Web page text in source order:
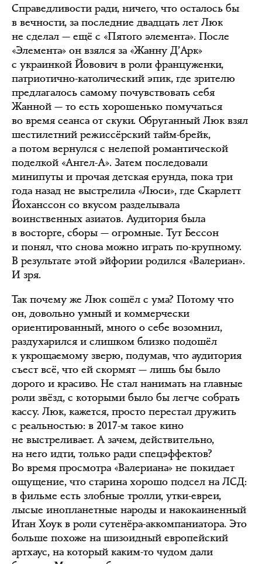
Справедливости ради, ничего, что осталось бы
в вечности, за последние двадцать лет Люк
не сделал — ещё с «Пятого элемента». После
«Элемента» он взялся за «Жанну Д’Арк»
с украинкой Йовович в роли француженки,
патриотично-католический эпик, где зрителю
предлагалось самому почувствовать себя
Жанной — то есть хорошенько помучаться
во время сеанса от скуки. Обруганный Люк взял
шестилетний режиссёрский тайм-брейк,
а потом вернулся с нелепой романтической
поделкой «Ангел-А». Затем последовали
минипуты и прочая детская ерунда, пока три
года назад не выстрелила «Люси», где Скарлетт
Йоханссон со вкусом разделывала
воинственных азиатов. Аудитория была
в восторге, сборы — огромные. Тут Бессон
и понял, что снова можно играть по-крупному.
В результате этой эйфории родился «Валериан».
И зря.
Так почему же Люк сошёл с ума? Потому что
он, довольно умный и коммерчески
ориентированный, много о себе возомнил,
раздухарился и слишком близко подошёл
к укрощаемому зверю, подумав, что аудитория
съест всё, что ей скормят — лишь бы было
дорого и красиво. Не стал нанимать на главные
роли звёзд, с которыми было бы легче собрать
кассу. Люк, кажется, просто перестал дружить
с реальностью: в 2017-м такое кино
не выстреливает. А зачем, действительно,
на него идти, только ради спецэффектов?
Во время просмотра «Валериана» не покидает
ощущение, что старина хорошо подсел на ЛСД:
в фильме есть злобные тролли, утки-евреи,
лысые инопланетные народы и накокаиненный
Итан Хоук в роли сутенёра-аккомпаниатора. Это
больше похоже на шизоидный европейский
артхаус, на который каким-то чудом дали